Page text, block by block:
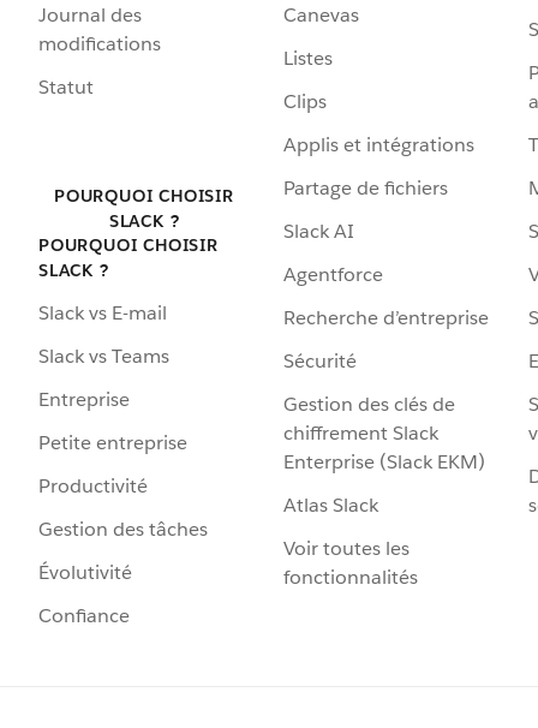
Journal des
modifications
Statut
POURQUOI CHOISIR
SLACK ?
POURQUOI CHOISIR
SLACK ?
Slack vs E-mail
Slack vs Teams
Entreprise
Petite entreprise
Productivité
Gestion des tâches
Évolutivité
Confiance
Canevas
Listes
Clips
Applis et intégrations
Partage de fichiers
Slack AI
Agentforce
Recherche d’entreprise
Sécurité
Gestion des clés de
chiffrement Slack
Enterprise (Slack EKM)
Atlas Slack
Voir toutes les
fonctionnalités